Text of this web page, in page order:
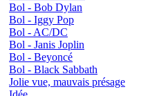
Bol - Bob Dylan
Bol - Iggy Pop
Bol - AC/DC
Bol - Janis Joplin
Bol - Beyoncé
Bol - Black Sabbath
Jolie vue, mauvais présage